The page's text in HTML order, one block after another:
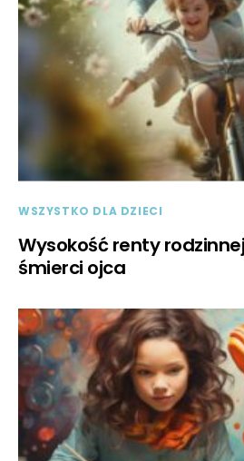
WSZYSTKO DLA DZIECI
Wysokość renty
śmierci ojca